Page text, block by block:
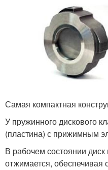
Самая компактная
У пружинного дискового
(пластина) с прижимным
В рабочем состоянии
отжимается, обеспечивая